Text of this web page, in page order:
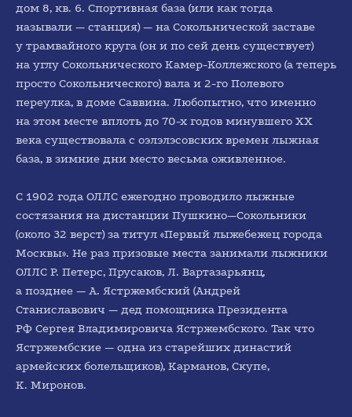
дом 8, кв. 6. Спортивная база (или как тогда
называли — станция) — на Сокольнической заставе
у трамвайного круга (он и по сей день существует)
на углу Сокольнического Камер-Коллежского (а теперь
просто Сокольнического) вала и 2-го Полевого
переулка, в доме Саввина. Любопытно, что именно
на этом месте вплоть до 70-х годов минувшего ХХ
века существовала с оэлэлэсовских времен лыжная
база, в зимние дни место весьма оживленное.
С 1902 года ОЛЛС ежегодно проводило лыжные
состязания на дистанции Пушкино—Сокольники
(около 32 верст) за титул «Первый лыжебежец города
Москвы». Не раз призовые места занимали лыжники
ОЛЛС Р. Петерс, Прусаков, Л. Вартазарьянц,
а позднее — А. Ястржембский (Андрей
Станиславович — дед помощника Президента
РФ Сергея Владимировича Ястржембского. Так что
Ястржембские — одна из старейших династий
армейских болельщиков), Карманов, Скупе,
К. Миронов.